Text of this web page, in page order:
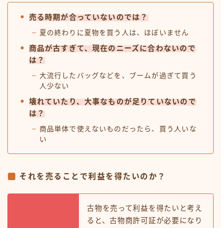
売る時期が合っていないのでは？
夏の終わりに夏物を買う人は、ほぼいません
商品が古すぎて、現在のニーズに合わないので
は？
大流行したバッグなどを、ブームが過ぎて買う
人少ない
壊れていたり、大事なものが足りていないので
は？
商品単体で使えないものだったら、買う人いな
い
それを売ることで利益を得たいのか？
古物を売って利益を得たいと考え
ると、古物商許可証が必要になり